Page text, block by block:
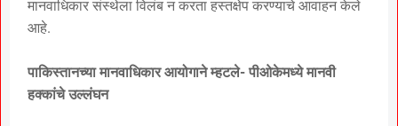
मानवाधिकार संस्थेला विलंब न करता हस्तक्षेप करण्याचे आवाहन केले
आहे.
पाकिस्तानच्या मानवाधिकार आयोगाने म्हटले- पीओकेमध्ये मानवी
हक्कांचे उल्लंघन